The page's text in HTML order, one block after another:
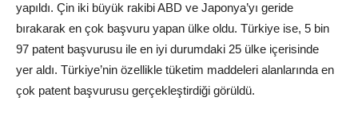
yapıldı. Çin iki büyük rakibi ABD ve Japonya’yı geride
bırakarak en çok başvuru yapan ülke oldu. Türkiye ise, 5 bin
97 patent başvurusu ile en iyi durumdaki 25 ülke içerisinde
yer aldı. Türkiye’nin özellikle tüketim maddeleri alanlarında en
çok patent başvurusu gerçekleştirdiği görüldü.